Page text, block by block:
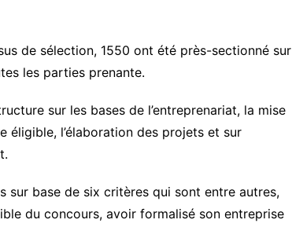
de sélection, 1550 ont été près-sectionné sur
les parties prenante.
sur les bases de l’entreprenariat, la mise
éligible, l’élaboration des projets et sur
sur base de six critères qui sont entre autres,
du concours, avoir formalisé son entreprise